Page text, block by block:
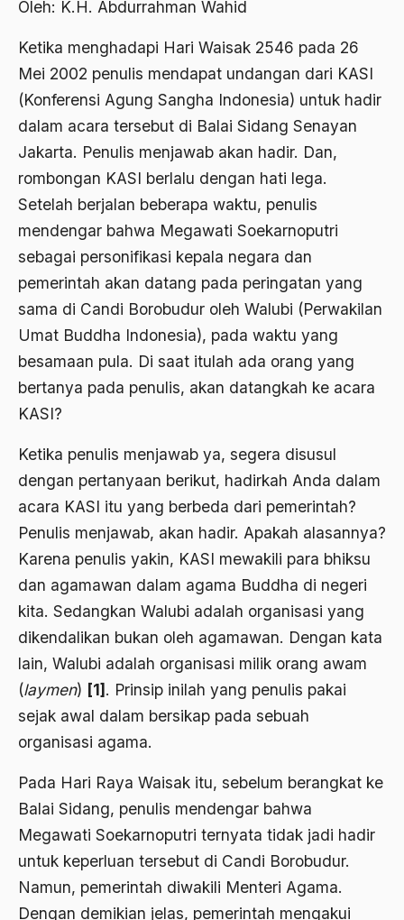
Oleh: K.H. Abdurrahman Wahid
Ketika menghadapi Hari Waisak 2546 pada 26
Mei 2002 penulis mendapat undangan dari KASI
(Konferensi Agung Sangha Indonesia) untuk hadir
dalam acara tersebut di Balai Sidang Senayan
Jakarta. Penulis menjawab akan hadir. Dan,
rombongan KASI berlalu dengan hati lega.
Setelah berjalan beberapa waktu, penulis
mendengar bahwa Megawati Soekarnoputri
sebagai personifikasi kepala negara dan
pemerintah akan datang pada peringatan yang
sama di Candi Borobudur oleh Walubi (Perwakilan
Umat Buddha Indonesia), pada waktu yang
besamaan pula. Di saat itulah ada orang yang
bertanya pada penulis, akan datangkah ke acara
KASI?
Ketika penulis menjawab ya, segera disusul
dengan pertanyaan berikut, hadirkah Anda dalam
acara KASI itu yang berbeda dari pemerintah?
Penulis menjawab, akan hadir. Apakah alasannya?
Karena penulis yakin, KASI mewakili para bhiksu
dan agamawan dalam agama Buddha di negeri
kita. Sedangkan Walubi adalah organisasi yang
dikendalikan bukan oleh agamawan. Dengan kata
lain, Walubi adalah organisasi milik orang awam
(laymen) [1] . Prinsip inilah yang penulis pakai
sejak awal dalam bersikap pada sebuah
organisasi agama.
Pada Hari Raya Waisak itu, sebelum berangkat ke
Balai Sidang, penulis mendengar bahwa
Megawati Soekarnoputri ternyata tidak jadi hadir
untuk keperluan tersebut di Candi Borobudur.
Namun, pemerintah diwakili Menteri Agama.
Dengan demikian jelas, pemerintah mengakui
2010
2009
2008
2007
2006
2005
2003
2002
2000
1998
1997
1995
1994
1992
1991
1990
1989
1987
1986
Abdi Masyarakat
abdul wahid hasyim
Abdullah Badawi
Abdullah Sungkar
Abdurrahman Addakhil
abdurrahman wahid
Aboulhasan Bani Sadr
abri
Abu Bakar Ba’asyir
Abu Hanifah
abu jihad
Abu Sangkan
Aceh
Ad-daulah
Adagium
Adaptif Islam
adat
Adat dan Syari'at
Adat Pra-Islam
Adat Siri
Adi Sasono
Adil dan Makmur